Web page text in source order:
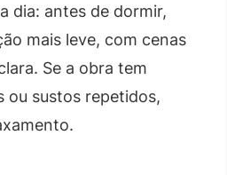
dia: antes de dormir,
mais leve, com cenas
Se a obra tem
ou sustos repetidos,